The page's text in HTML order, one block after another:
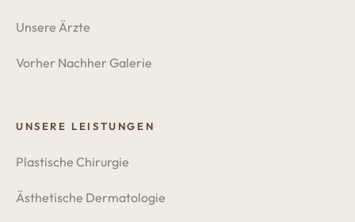
Unsere Ärzte
Vorher Nachher Galerie
UNSERE LEISTUNGEN
Plastische Chirurgie
Ästhetische Dermatologie